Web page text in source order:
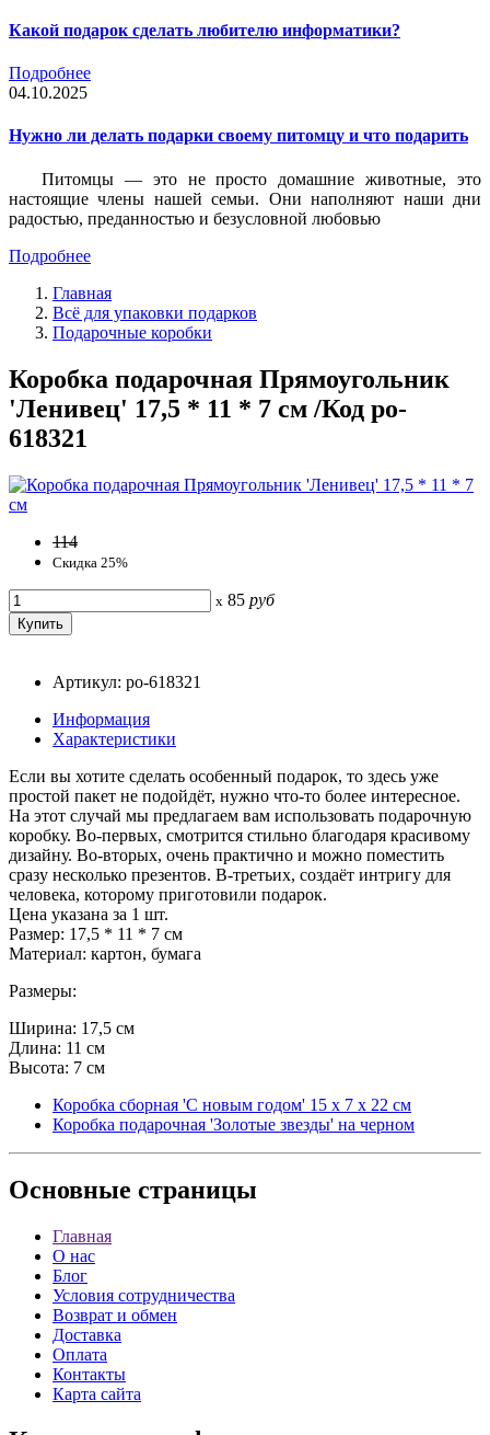
Какой подарок сделать любителю информатики?
Подробнее
04.10.2025
Нужно ли делать подарки своему питомцу и что подарить
Питомцы — это не просто домашние животные, это
настоящие члены нашей семьи. Они наполняют наши дни
радостью, преданностью и безусловной любовью
Подробнее
Главная
Всё для упаковки подарков
Подарочные коробки
Коробка подарочная Прямоугольник
'Ленивец' 17,5 * 11 * 7 см /Код po-
618321
114
Скидка 25%
x 85 руб
Артикул: po-618321
Информация
Характеристики
Если вы хотите сделать особенный подарок, то здесь уже
простой пакет не подойдёт, нужно что-то более интересное.
На этот случай мы предлагаем вам использовать подарочную
коробку. Во-первых, смотрится стильно благодаря красивому
дизайну. Во-вторых, очень практично и можно поместить
сразу несколько презентов. В-третьих, создаёт интригу для
человека, которому приготовили подарок.
Цена указана за 1 шт.
Размер: 17,5 * 11 * 7 см
Материал: картон, бумага
Размеры:
Ширина: 17,5 см
Длина: 11 см
Высота: 7 см
Коробка сборная 'С новым годом' 15 х 7 х 22 см
Коробка подарочная 'Золотые звезды' на черном
Основные страницы
Главная
О нас
Блог
Условия сотрудничества
Возврат и обмен
Доставка
Оплата
Контакты
Карта сайта